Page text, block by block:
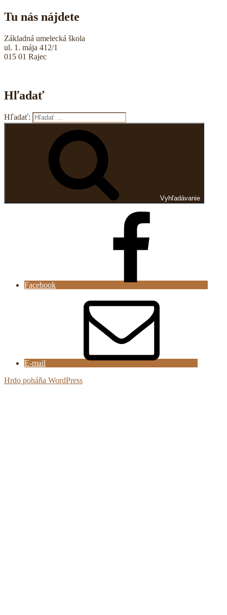
Tu nás nájdete
Základná umelecká škola
ul. 1. mája 412/1
015 01 Rajec
Hľadať
Hľadať:
Vyhľadávanie
Facebook
E-mail
Hrdo poháňa WordPress